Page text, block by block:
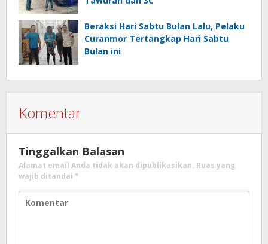
Beraksi Hari Sabtu Bulan Lalu, Pelaku
Curanmor Tertangkap Hari Sabtu
Bulan ini
Komentar
Tinggalkan Balasan
Alamat email Anda tidak akan dipublikasikan. Ruas yang
wajib ditandai *